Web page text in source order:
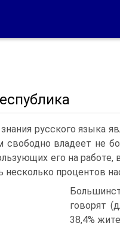
русского языка
свободно владеет не
его на
процентов
говорят
38,4%